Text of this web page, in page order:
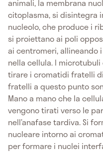
animali, la membrana
citoplasma, si disintegra
nucleolo, che produce i
si proiettano ai poli
ai centromeri, allineando i
nella cellula. I
tirare i cromatidi fratelli
fratelli a questo punto
Mano a mano che la
vengono tirati verso le
nell’anafase tardiva. Si
nucleare intorno ai
per formare i nuclei